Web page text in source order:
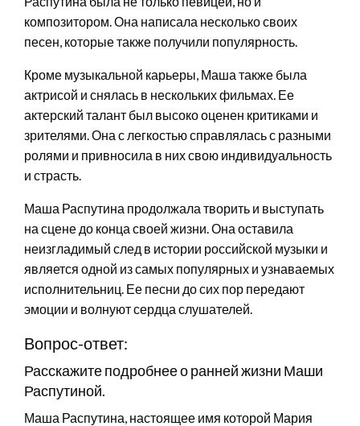
композитором. Она написала несколько своих
песен, которые также получили популярность.
Кроме музыкальной карьеры, Маша также была
актрисой и снялась в нескольких фильмах. Ее
актерский талант был высоко оценен критиками и
зрителями. Она с легкостью справлялась с разными
ролями и привносила в них свою индивидуальность
и страсть.
Маша Распутина продолжала творить и выступать
на сцене до конца своей жизни. Она оставила
неизгладимый след в истории российской музыки и
является одной из самых популярных и узнаваемых
исполнительниц. Ее песни до сих пор передают
эмоции и волнуют сердца слушателей.
Вопрос-ответ:
Расскажите подробнее о ранней жизни Маши
Распутиной.
Маша Распутина, настоящее имя которой Мария